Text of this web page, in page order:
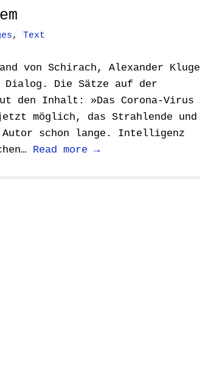
, Text
von Schirach, Alexander Kluge
Die Sätze auf der
den Inhalt: »Das Corona-Virus
möglich, das Strahlende und
schon lange. Intelligenz
Read more →